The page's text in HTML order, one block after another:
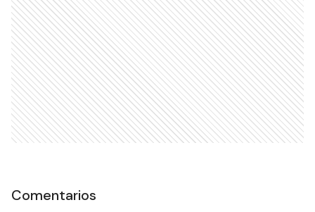
Comentarios